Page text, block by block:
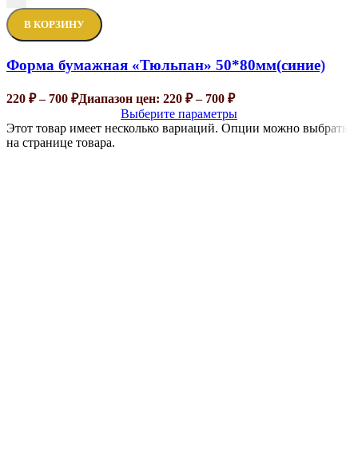
В КОРЗИНУ
Форма бумажная «Тюльпан» 50*80мм(синие)
220 ₽ – 700 ₽Диапазон цен: 220 ₽ – 700 ₽
Выберите параметры
Этот товар имеет несколько вариаций. Опции можно выбрать
на странице товара.